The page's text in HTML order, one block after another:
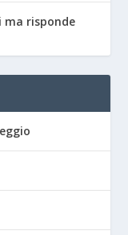
ma risponde